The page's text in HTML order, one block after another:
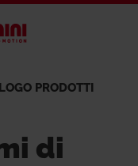
PRODOTTI
di